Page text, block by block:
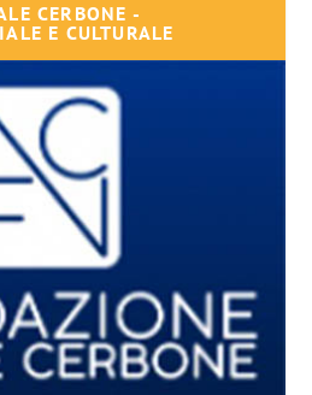
CERBONE -
E CULTURALE